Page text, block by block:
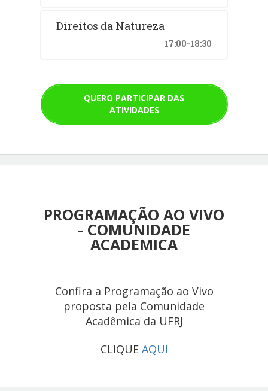
Direitos da Natureza
17:00-18:30
QUERO PARTICIPAR DAS
ATIVIDADES
PROGRAMAÇÃO AO VIVO
- COMUNIDADE
ACADEMICA
Confira a Programação ao Vivo
proposta pela Comunidade
Acadêmica da UFRJ
CLIQUE AQUI